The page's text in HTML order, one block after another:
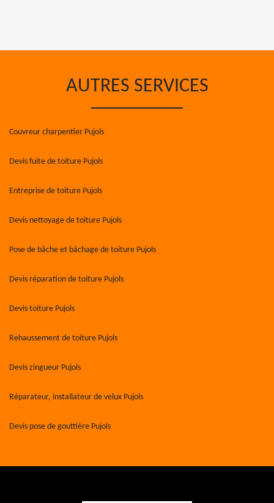
AUTRES SERVICES
Couvreur charpentier Pujols
Devis fuite de toiture Pujols
Entreprise de toiture Pujols
Devis nettoyage de toiture Pujols
Pose de bâche et bâchage de toiture Pujols
Devis réparation de toiture Pujols
Devis toiture Pujols
Rehaussement de toiture Pujols
Devis zingueur Pujols
Réparateur, installateur de velux Pujols
Devis pose de gouttière Pujols